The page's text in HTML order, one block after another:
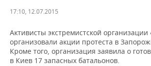
КОРОЛИ ГОСЗАКАЗА ПФО
ФИНАНСЫ
НОВОСТИ
ПРОМЫШЛЕННОСТИ
НЕДВИЖИМОСТЬ
17:10, 12.07.2015
Активисты экстремистской
организовали акции протеста в
Кроме того, организация заявила о
в Киев 17 запасных батальонов.